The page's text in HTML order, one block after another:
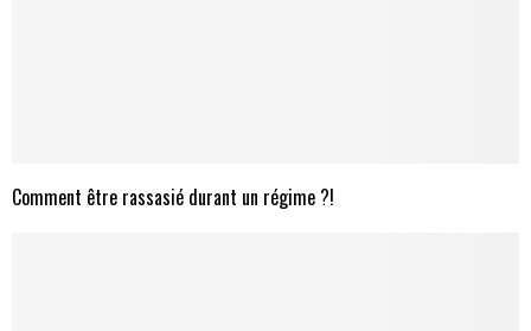
Comment être rassasié durant un régime ?!